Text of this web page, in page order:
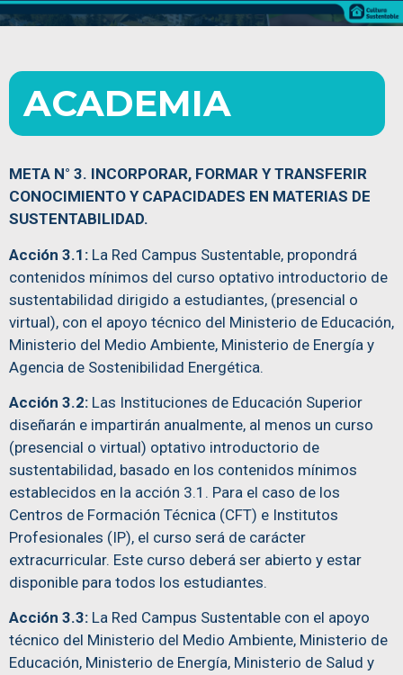
ACADEMIA
META N° 3. INCORPORAR, FORMAR Y TRANSFERIR
CONOCIMIENTO Y CAPACIDADES EN MATERIAS DE
SUSTENTABILIDAD.
Acción 3.1: La Red Campus Sustentable, propondrá
contenidos mínimos del curso optativo introductorio de
sustentabilidad dirigido a estudiantes, (presencial o
virtual), con el apoyo técnico del Ministerio de Educación,
Ministerio del Medio Ambiente, Ministerio de Energía y
Agencia de Sostenibilidad Energética.
Acción 3.2: Las Instituciones de Educación Superior
diseñarán e impartirán anualmente, al menos un curso
(presencial o virtual) optativo introductorio de
sustentabilidad, basado en los contenidos mínimos
establecidos en la acción 3.1. Para el caso de los
Centros de Formación Técnica (CFT) e Institutos
Profesionales (IP), el curso será de carácter
extracurricular. Este curso deberá ser abierto y estar
disponible para todos los estudiantes.
Acción 3.3: La Red Campus Sustentable con el apoyo
técnico del Ministerio del Medio Ambiente, Ministerio de
Educación, Ministerio de Energía, Ministerio de Salud y